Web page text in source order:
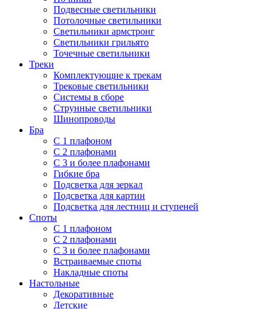
Подвесные светильники
Потолочные светильники
Светильники армстронг
Светильники грильято
Точечные светильники
Треки
Комплектующие к трекам
Трековые светильники
Системы в сборе
Струнные светильники
Шинопроводы
Бра
С 1 плафоном
С 2 плафонами
С 3 и более плафонами
Гибкие бра
Подсветка для зеркал
Подсветка для картин
Подсветка для лестниц и ступеней
Споты
С 1 плафоном
С 2 плафонами
С 3 и более плафонами
Встраиваемые споты
Накладные споты
Настольные
Декоративные
Детские